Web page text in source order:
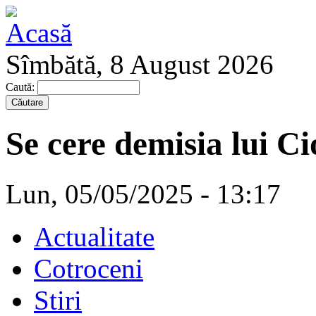
Sîmbătă, 8 August 2026
Caută:
Se cere demisia lui
Lun, 05/05/2025 - 13:17
Actualitate
Cotroceni
Stiri